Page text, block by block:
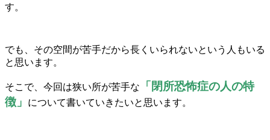
す。
でも、その空間が苦手だから長くいられないという人もいる
と思います。
そこで、今回は狭い所が苦手な
「閉所恐怖症の人の特
徴」
について書いていきたいと思います。